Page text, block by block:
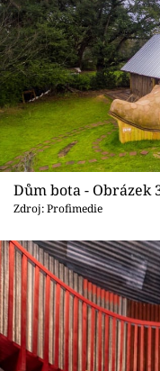
Dům bota - Obrázek
Zdroj: Profimedie